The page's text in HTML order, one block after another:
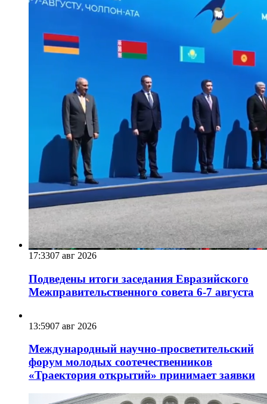
17:3307 авг 2026
Подведены итоги заседания Евразийского
Межправительственного совета 6-7 августа
13:5907 авг 2026
Международный научно-просветительский
форум молодых соотечественников
«Траектория открытий» принимает заявки